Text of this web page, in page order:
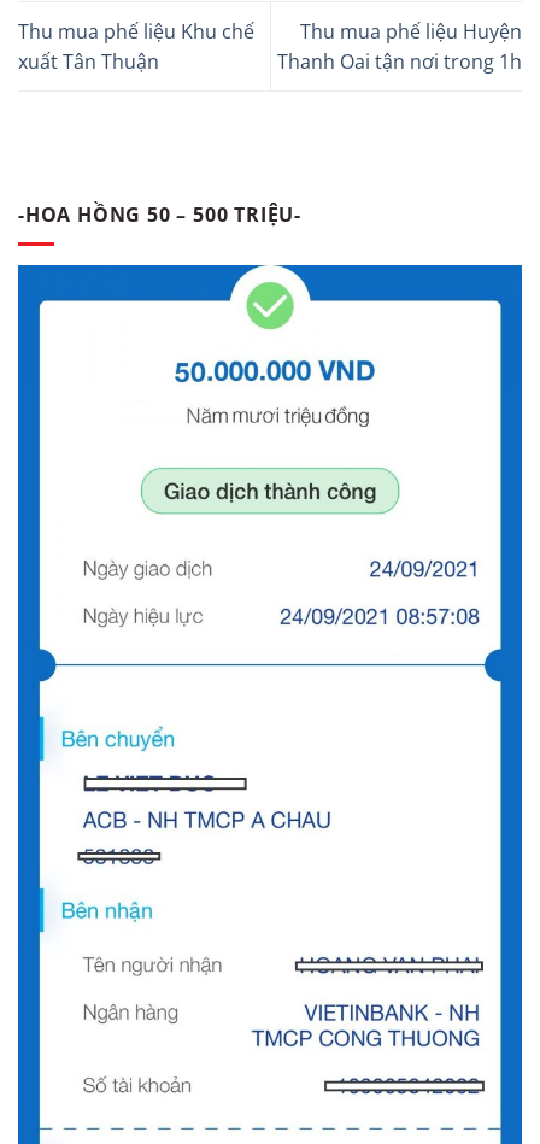
Thu mua phế liệu Khu chế
xuất Tân Thuận
Thu mua phế liệu Huyện
Thanh Oai tận nơi trong 1h
-HOA HỒNG 50 – 500 TRIỆU-